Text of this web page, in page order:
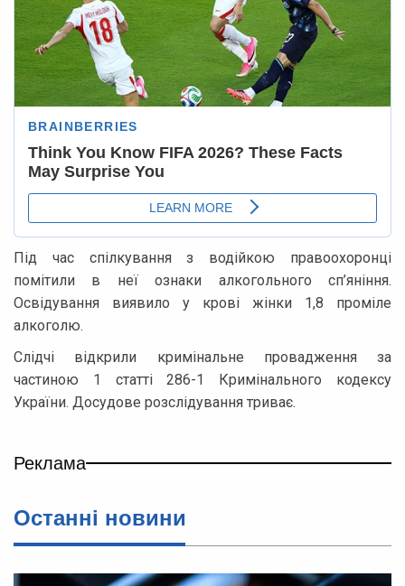
Під час спілкування з водійкою правоохоронці
помітили в неї ознаки алкогольного сп’яніння.
Освідування виявило у крові жінки 1,8 проміле
алкоголю.
Слідчі відкрили кримінальне провадження за
частиною 1 статті 286-1 Кримінального кодексу
України. Досудове розслідування триває.
Реклама
Останні новини